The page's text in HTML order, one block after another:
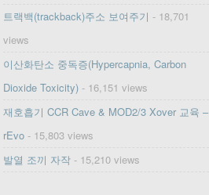
트랙백(trackback)주소 보여주기 - 18,701
views
이산화탄소 중독증(Hypercapnia, Carbon
Dioxide Toxicity)- 16,151 views
재호흡기 CCR Cave & MOD2/3 Xover 교육 –
rEvo- 15,803 views
발열 조끼 자작- 15,210 views